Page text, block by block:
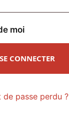
moi
SE CONNECTER
de passe perdu ?